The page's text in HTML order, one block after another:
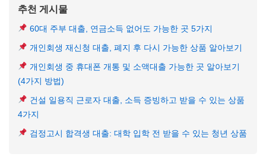
추천 게시물
60대 주부 대출, 연금소득 없어도 가능한 곳 5가지
개인회생 재신청 대출, 폐지 후 다시 가능한 상품 알아보기
개인회생 중 휴대폰 개통 및 소액대출 가능한 곳 알아보기
(4가지 방법)
건설 일용직 근로자 대출, 소득 증빙하고 받을 수 있는 상품
4가지
검정고시 합격생 대출: 대학 입학 전 받을 수 있는 청년 상품